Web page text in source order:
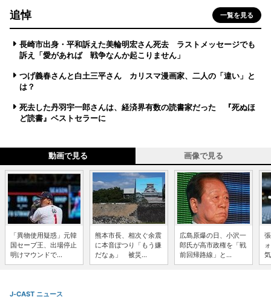
追悼 一覧を見る
長崎市出身・平和訴えた美輪明宏さん死去 ラストメッセージでも
訴え「愛があれば 戦争なんか起こりません」
つげ義春さんと白土三平さん カリスマ漫画家、二人の「違い」と
は？
死去した丹羽宇一郎さんは、経済界有数の読書家だった 『死ぬほ
ど読書』ベストセラーに
動画で見る 画像で見る
「異物使用疑惑」元韓
国セーブ王、出場停止
明けマウンドで...
熊本市長、相次ぐ余震
に本音ぽつり「もう嫌
だなぁ」 被災...
広島原爆の日、小沢一
郎氏が高市政権を「戦
前回帰路線」と...
J-CAST ニュース